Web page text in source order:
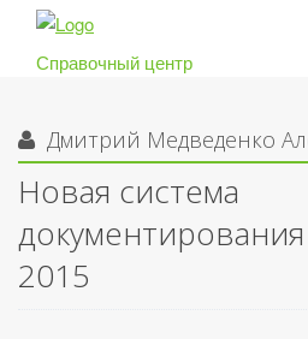
Справочный центр
Дмитрий Медведенко
Новая система
2015